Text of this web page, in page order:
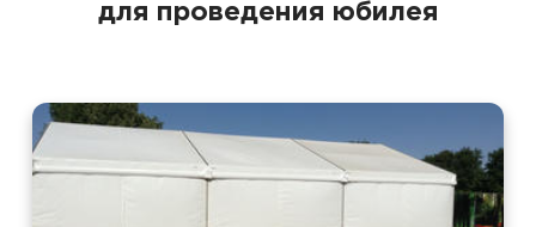
для проведения юбилея